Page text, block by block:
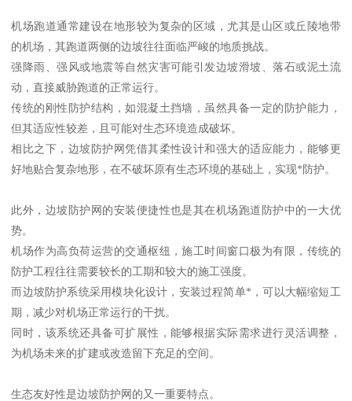
机场跑道通常建设在地形较为复杂的区域，尤其是山区或丘陵地带
的机场，其跑道两侧的边坡往往面临严峻的地质挑战。
强降雨、强风或地震等自然灾害可能引发边坡滑坡、落石或泥土流
动，直接威胁跑道的正常运行。
传统的刚性防护结构，如混凝土挡墙，虽然具备一定的防护能力，
但其适应性较差，且可能对生态环境造成破坏。
相比之下，边坡防护网凭借其柔性设计和强大的适应能力，能够更
好地贴合复杂地形，在不破坏原有生态环境的基础上，实现*防护。
此外，边坡防护网的安装便捷性也是其在机场跑道防护中的一大优
势。
机场作为高负荷运营的交通枢纽，施工时间窗口极为有限，传统的
防护工程往往需要较长的工期和较大的施工强度。
而边坡防护系统采用模块化设计，安装过程简单*，可以大幅缩短工
期，减少对机场正常运行的干扰。
同时，该系统还具备可扩展性，能够根据实际需求进行灵活调整，
为机场未来的扩建或改造留下充足的空间。
生态友好性是边坡防护网的又一重要特点。